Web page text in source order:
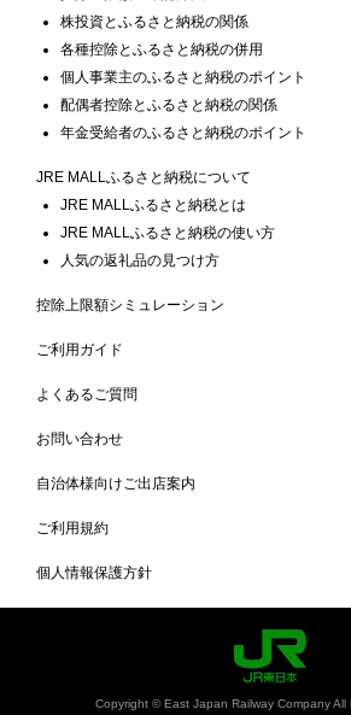
株投資とふるさと納税の関係
各種控除とふるさと納税の併用
個人事業主のふるさと納税のポイント
配偶者控除とふるさと納税の関係
年金受給者のふるさと納税のポイント
JRE MALLふるさと納税について
JRE MALLふるさと納税とは
JRE MALLふるさと納税の使い方
人気の返礼品の見つけ方
控除上限額シミュレーション
ご利用ガイド
よくあるご質問
お問い合わせ
自治体様向けご出店案内
ご利用規約
個人情報保護方針
Copyright © East Japan Railway Company All